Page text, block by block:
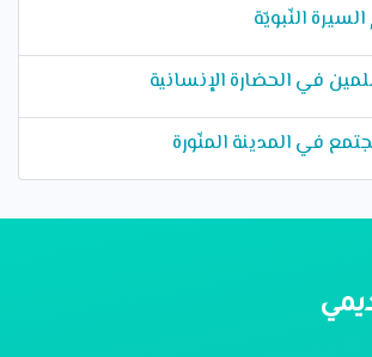
النّبويّة
في الحضارة الإنسانية
في المدينة المنّورة